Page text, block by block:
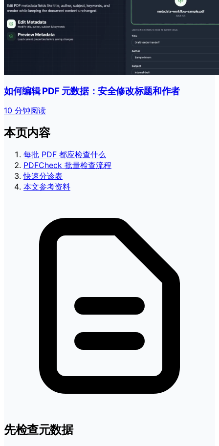
如何编辑 PDF 元数据：安全修改标题和作者
10 分钟阅读
本页内容
每批 PDF 都应检查什么
PDFCheck 批量检查流程
快速分诊表
本文参考资料
先检查元数据